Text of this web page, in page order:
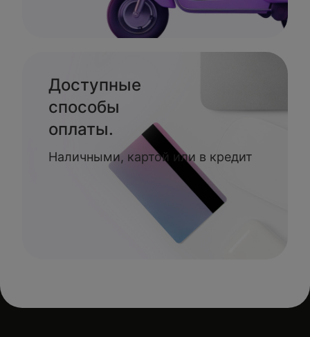
Доступные
способы
оплаты.
Наличными, картой или в кредит